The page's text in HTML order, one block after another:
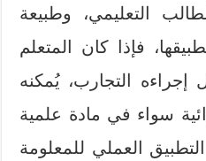
التعليمي، وطبيعة
فإذا كان المتعلم
التجارب، يُمكنه
سواء في مادة علمية
العملي للمعلومة